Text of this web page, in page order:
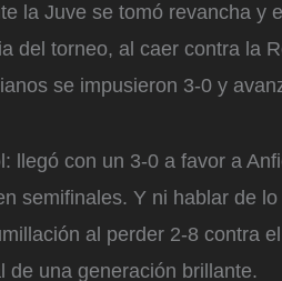
la Juve se tomó revancha y
del torneo, al caer contra la
se impusieron 3-0 y
llegó con un 3-0 a favor a
semifinales. Y ni hablar de lo
al perder 2-8 contra
de una generación brillante.